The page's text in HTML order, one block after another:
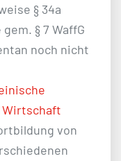
§ 34a
§ 7 WaffG
noch nicht
Wirtschaft
von